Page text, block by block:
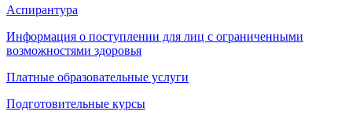
Аспирантура
Информация о поступлении для лиц с ограниченными
возможностями здоровья
Платные образовательные услуги
Подготовительные курсы